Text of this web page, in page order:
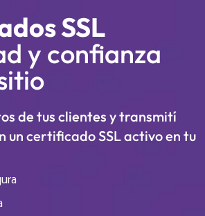
SSL
y confianza
de tus clientes y transmití
un certificado SSL activo en tu